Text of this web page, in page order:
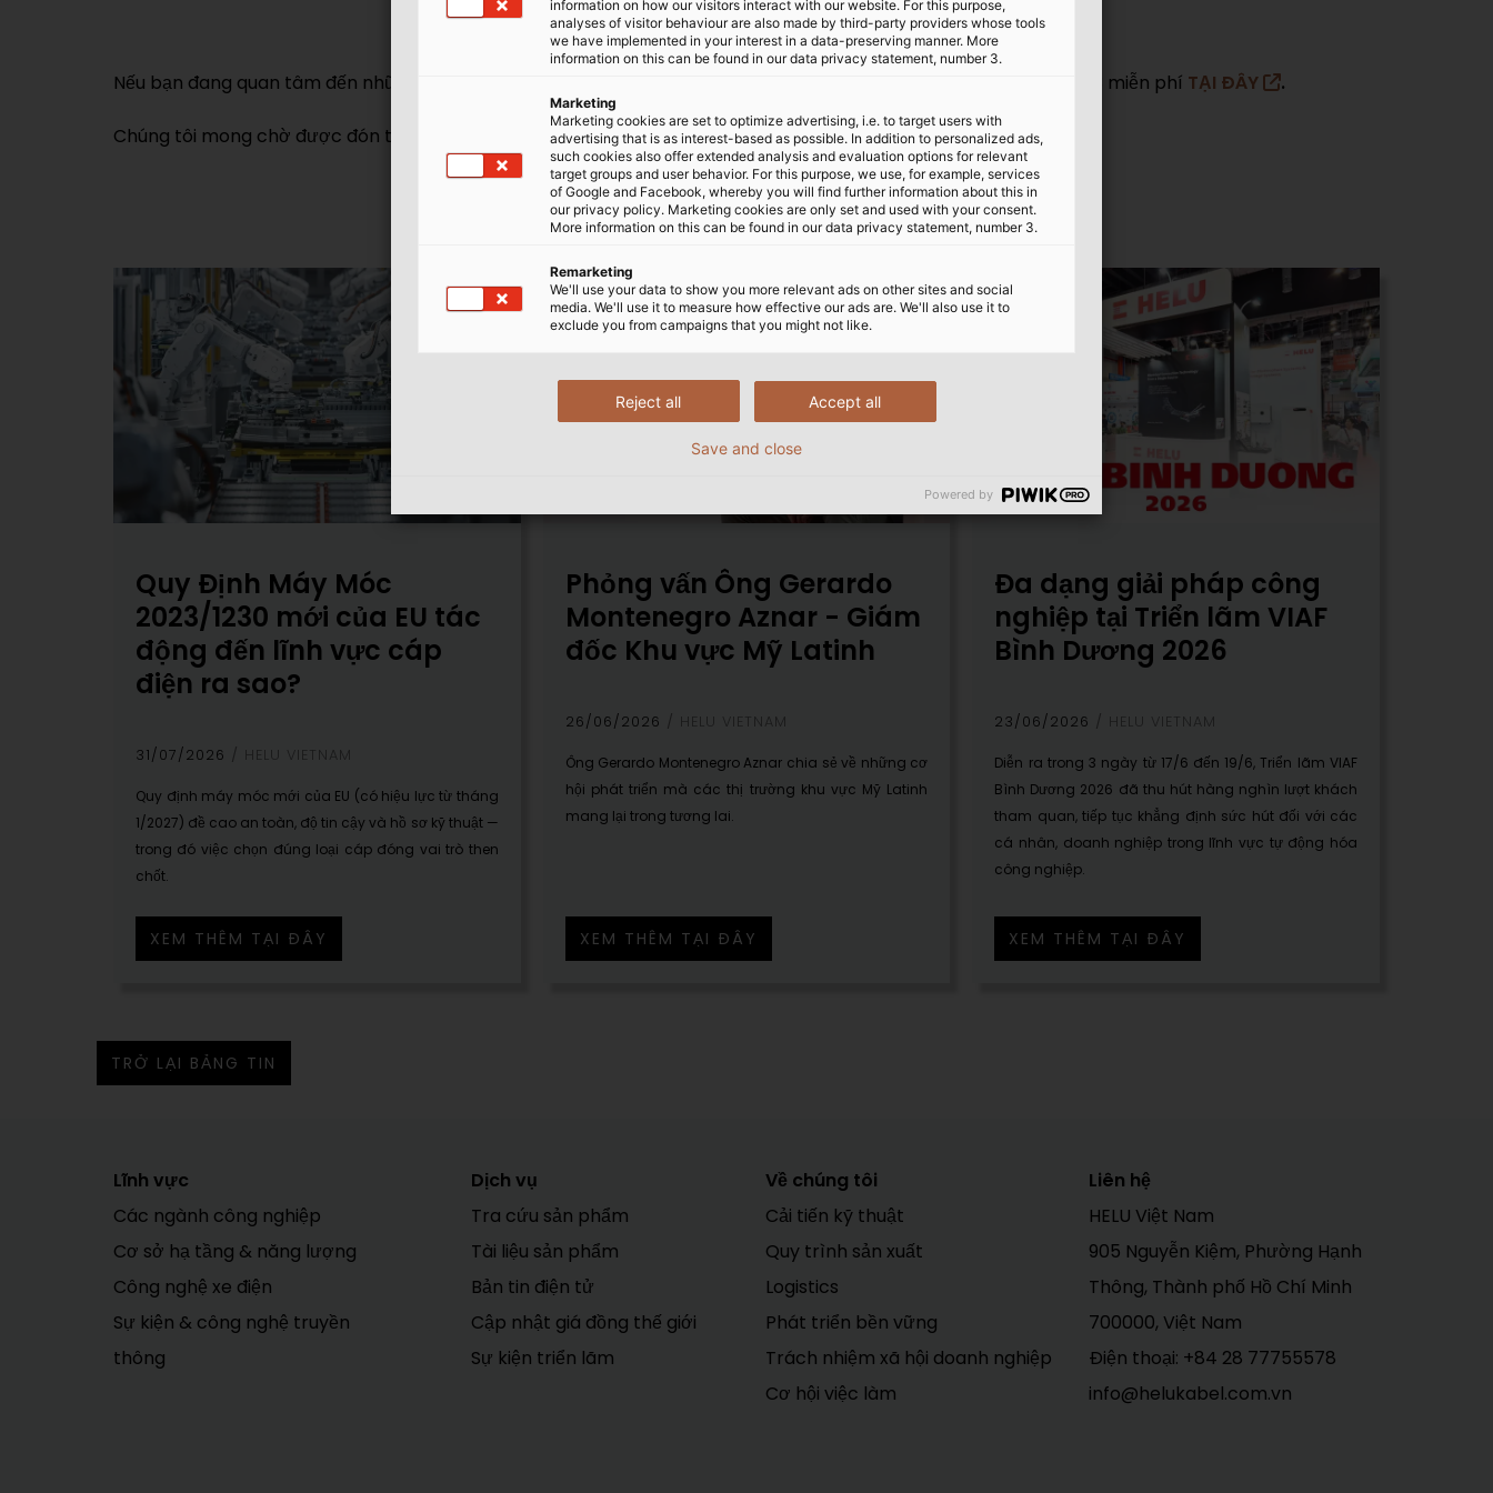
Nếu bạn đang quan tâm đến những công nghệ trong lĩnh vực kết nối điện, hãy đăng ký tham gia triển lãm HMI 2023 miễn phí TẠI ĐÂY .
Chúng tôi mong chờ được đón tiếp bạn tại triển lãm!
Quy Định Máy Móc
2023/1230 mới của EU tác
động đến lĩnh vực cáp
điện ra sao?
31/07/2026 HELU VIETNAM
Quy định máy móc mới của EU (có hiệu lực từ tháng
1/2027) đề cao an toàn, độ tin cậy và hồ sơ kỹ thuật —
trong đó việc chọn đúng loại cáp đóng vai trò then
chốt.
XEM THÊM TẠI ĐÂY
Phỏng vấn Ông Gerardo
Montenegro Aznar - Giám
đốc Khu vực Mỹ Latinh
26/06/2026 HELU VIETNAM
Ông Gerardo Montenegro Aznar chia sẻ về những cơ
hội phát triển mà các thị trường khu vực Mỹ Latinh
mang lại trong tương lai.
XEM THÊM TẠI ĐÂY
Đa dạng giải pháp công
nghiệp tại Triển lãm VIAF
Bình Dương 2026
23/06/2026 HELU VIETNAM
Diễn ra trong 3 ngày từ 17/6 đến 19/6, Triển lãm VIAF
Bình Dương 2026 đã thu hút hàng nghìn lượt khách
tham quan, tiếp tục khẳng định sức hút đối với các
cá nhân, doanh nghiệp trong lĩnh vực tự động hóa
công nghiệp.
XEM THÊM TẠI ĐÂY
TRỞ LẠI BẢNG TIN
Lĩnh vực
Các ngành công nghiệp
Cơ sở hạ tầng & năng lượng
Công nghệ xe điện
Sự kiện & công nghệ truyền
thông
Dịch vụ
Tra cứu sản phẩm
Tài liệu sản phẩm
Bản tin điện tử
Cập nhật giá đồng thế giới
Sự kiện triển lãm
Về chúng tôi
Cải tiến kỹ thuật
Quy trình sản xuất
Logistics
Phát triển bền vững
Trách nhiệm xã hội doanh nghiệp
Cơ hội việc làm
Liên hệ
HELU Việt Nam
905 Nguyễn Kiệm, Phường Hạnh
Thông, Thành phố Hồ Chí Minh
700000, Việt Nam
Điện thoại: +84 28 77755578
info@helukabel.com.vn
information on how our visitors interact with our website. For this purpose,
analyses of visitor behaviour are also made by third-party providers whose tools
we have implemented in your interest in a data-preserving manner. More
information on this can be found in our data privacy statement, number 3.
Marketing
Marketing cookies are set to optimize advertising, i.e. to target users with
advertising that is as interest-based as possible. In addition to personalized ads,
such cookies also offer extended analysis and evaluation options for relevant
target groups and user behavior. For this purpose, we use, for example, services
of Google and Facebook, whereby you will find further information about this in
our privacy policy. Marketing cookies are only set and used with your consent.
More information on this can be found in our data privacy statement, number 3.
Remarketing
We'll use your data to show you more relevant ads on other sites and social
media. We'll use it to measure how effective our ads are. We'll also use it to
exclude you from campaigns that you might not like.
Accept all
Reject all
Save and close
Powered by